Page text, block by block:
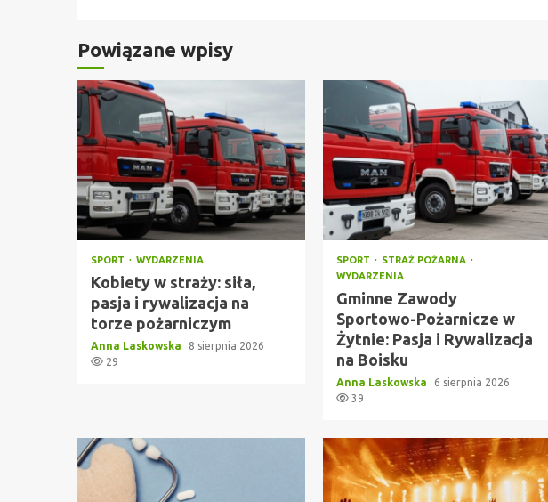
Powiązane wpisy
SPORT WYDARZENIA
Kobiety w straży: siła,
pasja i rywalizacja na
torze pożarniczym
Anna Laskowska
8 sierpnia 2026
29
SPORT
STRAŻ POŻARNA
WYDARZENIA
Gminne Zawody
Sportowo-Pożarnicze w
Żytnie: Pasja i Rywalizacja
na Boisku
Anna Laskowska
6 sierpnia 2026
39